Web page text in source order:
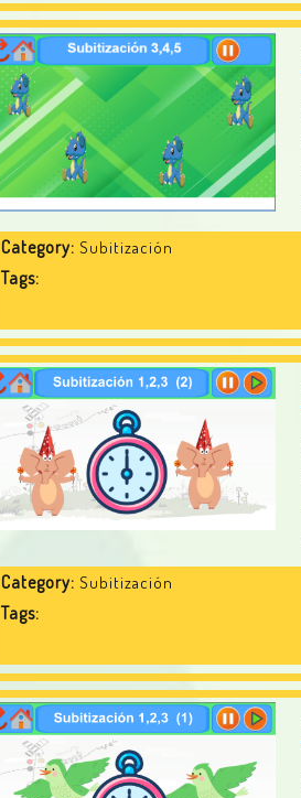
Category:Subitización
Tags:
Category:Subitización
Tags: